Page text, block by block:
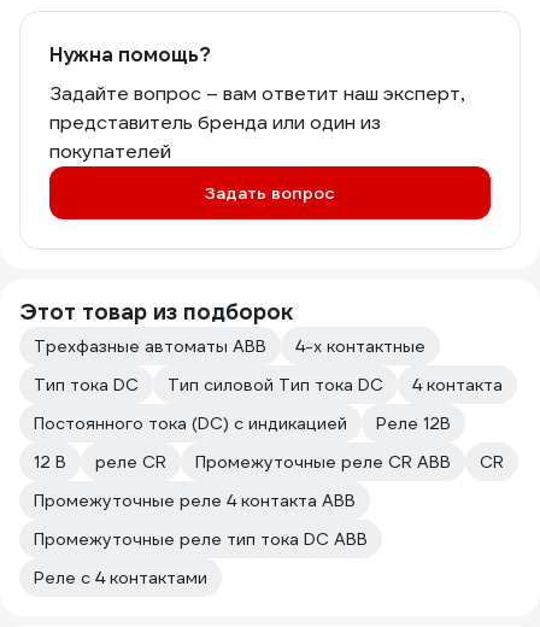
Нужна помощь?
Задайте вопрос – вам ответит наш эксперт,
представитель бренда или один из
покупателей
Задать вопрос
Этот товар из подборок
Трехфазные автоматы ABB
4-х контактные
Тип тока DC
Тип силовой Тип тока DC
4 контакта
Постоянного тока (DC) с индикацией
Реле 12В
12 В
реле CR Промежуточные реле CR ABB
CR
Промежуточные реле 4 контакта ABB
Промежуточные реле тип тока DC ABB
Реле с 4 контактами